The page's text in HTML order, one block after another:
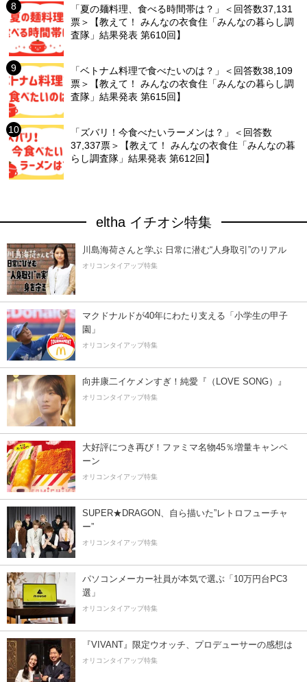
「夏の麺料理、食べる時間帯は？」＜回答数37,131
票＞【教えて！ みんなの衣食住「みんなの暮らし調
査隊」結果発表 第610回】
「ベトナム料理で食べたいのは？」＜回答数38,109
票＞【教えて！ みんなの衣食住「みんなの暮らし調
査隊」結果発表 第615回】
「ズバリ！今食べたいラーメンは？」＜回答数
37,337票＞【教えて！ みんなの衣食住「みんなの暮
らし調査隊」結果発表 第612回】
eltha イチオシ特集
川島海荷さんと学ぶ 日常に潜む“人身取引”のリアル
オリコンタイアップ特集
マクドナルドが40年にわたり支える「小学生の甲子
園」
オリコンタイアップ特集
向井康二イケメンすぎ！純愛『（LOVE SONG）』
オリコンタイアップ特集
大好評につき再び！ファミマ名物45％増量キャンペ
ーン
オリコンタイアップ特集
SUPER★DRAGON、自ら描いた”レトロフューチャ
ー”
オリコンタイアップ特集
パソコンメーカー社員が本気で選ぶ「10万円台PC3
選」
オリコンタイアップ特集
『VIVANT』限定ウオッチ、プロデューサーの感想は
オリコンタイアップ特集